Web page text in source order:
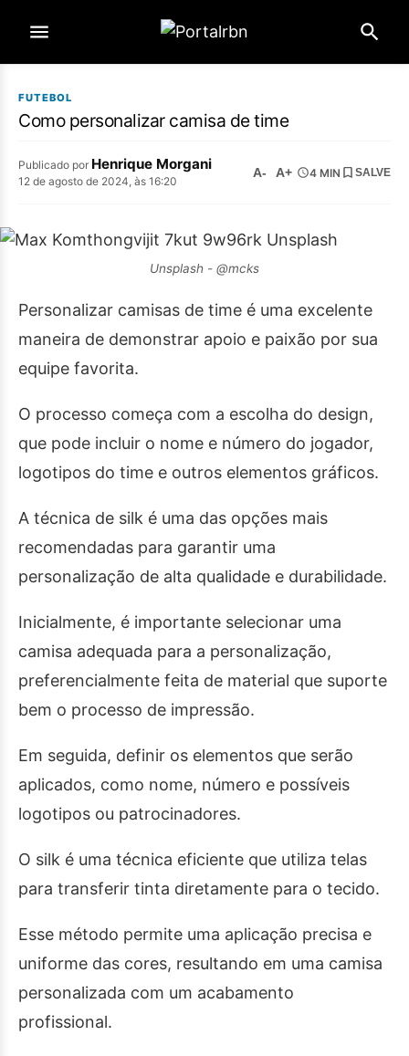
FUTEBOL
Como personalizar camisa de time
Publicado por Henrique Morgani
12 de agosto de 2024, às 16:20
A- A+ 4 MIN SALVE
Unsplash - @mcks
Personalizar camisas de time é uma excelente
maneira de demonstrar apoio e paixão por sua
equipe favorita.
O processo começa com a escolha do design,
que pode incluir o nome e número do jogador,
logotipos do time e outros elementos gráficos.
A técnica de silk é uma das opções mais
recomendadas para garantir uma
personalização de alta qualidade e durabilidade.
Inicialmente, é importante selecionar uma
camisa adequada para a personalização,
preferencialmente feita de material que suporte
bem o processo de impressão.
Em seguida, definir os elementos que serão
aplicados, como nome, número e possíveis
logotipos ou patrocinadores.
O silk é uma técnica eficiente que utiliza telas
para transferir tinta diretamente para o tecido.
Esse método permite uma aplicação precisa e
uniforme das cores, resultando em uma camisa
personalizada com um acabamento
profissional.